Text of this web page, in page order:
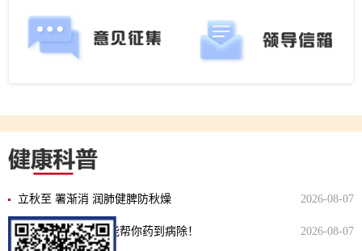
立秋至 署渐消 润肺健脾防秋燥 2026-08-07
科学用药，用对才能帮你药到病除！ 2026-08-07